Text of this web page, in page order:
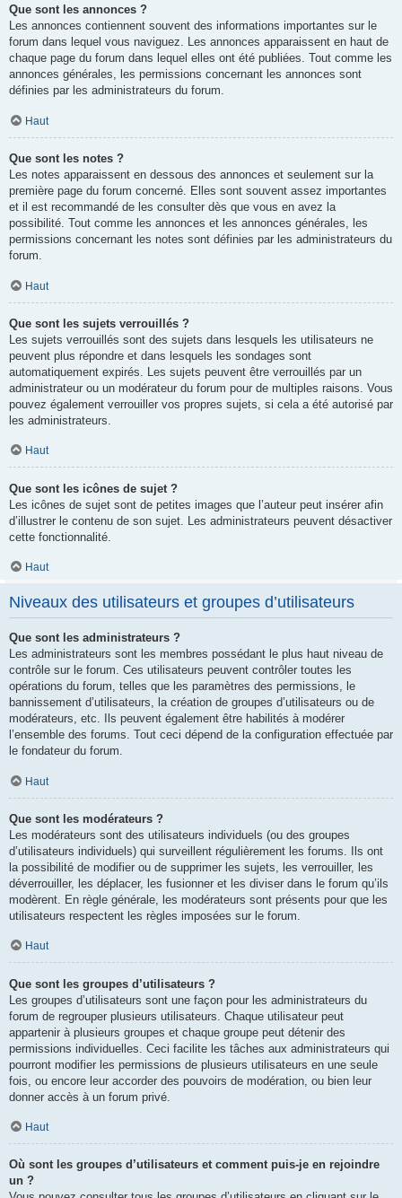
Que sont les annonces ?
Les annonces contiennent souvent des informations importantes sur le
forum dans lequel vous naviguez. Les annonces apparaissent en haut de
chaque page du forum dans lequel elles ont été publiées. Tout comme les
annonces générales, les permissions concernant les annonces sont
définies par les administrateurs du forum.
Haut
Que sont les notes ?
Les notes apparaissent en dessous des annonces et seulement sur la
première page du forum concerné. Elles sont souvent assez importantes
et il est recommandé de les consulter dès que vous en avez la
possibilité. Tout comme les annonces et les annonces générales, les
permissions concernant les notes sont définies par les administrateurs du
forum.
Haut
Que sont les sujets verrouillés ?
Les sujets verrouillés sont des sujets dans lesquels les utilisateurs ne
peuvent plus répondre et dans lesquels les sondages sont
automatiquement expirés. Les sujets peuvent être verrouillés par un
administrateur ou un modérateur du forum pour de multiples raisons. Vous
pouvez également verrouiller vos propres sujets, si cela a été autorisé par
les administrateurs.
Haut
Que sont les icônes de sujet ?
Les icônes de sujet sont de petites images que l’auteur peut insérer afin
d’illustrer le contenu de son sujet. Les administrateurs peuvent désactiver
cette fonctionnalité.
Haut
Niveaux des utilisateurs et groupes d’utilisateurs
Que sont les administrateurs ?
Les administrateurs sont les membres possédant le plus haut niveau de
contrôle sur le forum. Ces utilisateurs peuvent contrôler toutes les
opérations du forum, telles que les paramètres des permissions, le
bannissement d’utilisateurs, la création de groupes d’utilisateurs ou de
modérateurs, etc. Ils peuvent également être habilités à modérer
l’ensemble des forums. Tout ceci dépend de la configuration effectuée par
le fondateur du forum.
Haut
Que sont les modérateurs ?
Les modérateurs sont des utilisateurs individuels (ou des groupes
d’utilisateurs individuels) qui surveillent régulièrement les forums. Ils ont
la possibilité de modifier ou de supprimer les sujets, les verrouiller, les
déverrouiller, les déplacer, les fusionner et les diviser dans le forum qu’ils
modèrent. En règle générale, les modérateurs sont présents pour que les
utilisateurs respectent les règles imposées sur le forum.
Haut
Que sont les groupes d’utilisateurs ?
Les groupes d’utilisateurs sont une façon pour les administrateurs du
forum de regrouper plusieurs utilisateurs. Chaque utilisateur peut
appartenir à plusieurs groupes et chaque groupe peut détenir des
permissions individuelles. Ceci facilite les tâches aux administrateurs qui
pourront modifier les permissions de plusieurs utilisateurs en une seule
fois, ou encore leur accorder des pouvoirs de modération, ou bien leur
donner accès à un forum privé.
Haut
Où sont les groupes d’utilisateurs et comment puis-je en rejoindre
un ?